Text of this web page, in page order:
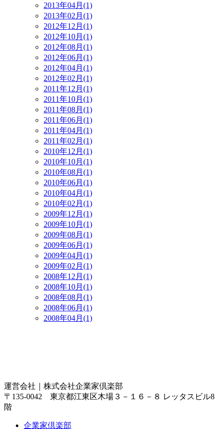
2013年04月(1)
2013年02月(1)
2012年12月(1)
2012年10月(1)
2012年08月(1)
2012年06月(1)
2012年04月(1)
2012年02月(1)
2011年12月(1)
2011年10月(1)
2011年08月(1)
2011年06月(1)
2011年04月(1)
2011年02月(1)
2010年12月(1)
2010年10月(1)
2010年08月(1)
2010年06月(1)
2010年04月(1)
2010年02月(1)
2009年12月(1)
2009年10月(1)
2009年08月(1)
2009年06月(1)
2009年04月(1)
2009年02月(1)
2008年12月(1)
2008年10月(1)
2008年08月(1)
2008年06月(1)
2008年04月(1)
運営会社｜ 株式会社企業家倶楽部
〒135-0042 東京都江東区木場３－１６－８ レッタスビル8
階
企業家倶楽部